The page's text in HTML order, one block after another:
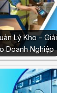
Lý Kho - Giải
Doanh Nghiệp